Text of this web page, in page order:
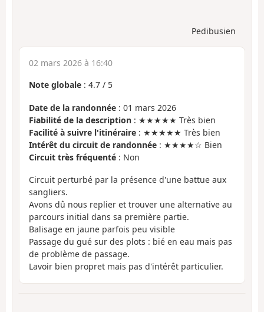
Pedibusien
02 mars 2026 à 16:40
Note globale : 4.7 / 5
Date de la randonnée : 01 mars 2026
Fiabilité de la description : ★★★★★ Très bien
Facilité à suivre l'itinéraire : ★★★★★ Très bien
Intérêt du circuit de randonnée : ★★★★☆ Bien
Circuit très fréquenté : Non
Circuit perturbé par la présence d'une battue aux
sangliers.
Avons dû nous replier et trouver une alternative au
parcours initial dans sa première partie.
Balisage en jaune parfois peu visible
Passage du gué sur des plots : bié en eau mais pas
de problème de passage.
Lavoir bien propret mais pas d'intérêt particulier.